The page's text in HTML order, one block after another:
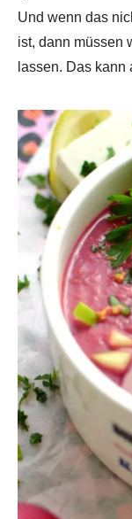
Und wenn das
ist, dann müssen
lassen. Das